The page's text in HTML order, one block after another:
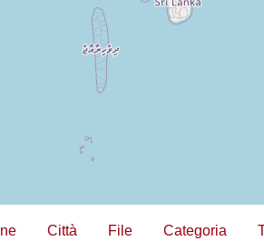
Città File Categoria